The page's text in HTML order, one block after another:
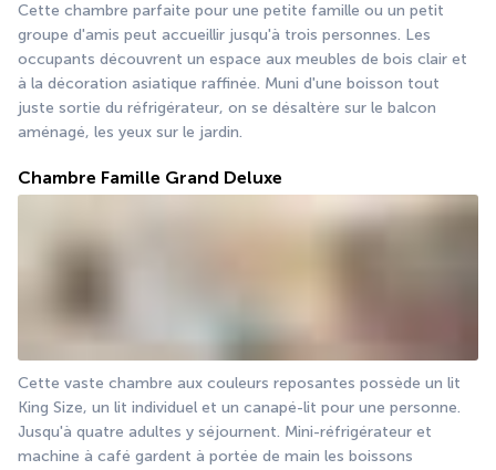
Cette chambre parfaite pour une petite famille ou un petit
groupe d'amis peut accueillir jusqu'à trois personnes. Les
occupants découvrent un espace aux meubles de bois clair et
à la décoration asiatique raffinée. Muni d'une boisson tout
juste sortie du réfrigérateur, on se désaltère sur le balcon
aménagé, les yeux sur le jardin.
Chambre Famille Grand Deluxe
Cette vaste chambre aux couleurs reposantes possède un lit
King Size, un lit individuel et un canapé-lit pour une personne.
Jusqu'à quatre adultes y séjournent. Mini-réfrigérateur et
machine à café gardent à portée de main les boissons